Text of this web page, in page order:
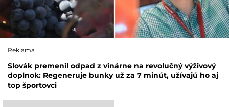
Reklama
Slovák premenil odpad z vinárne na revolučný výživový
doplnok: Regeneruje bunky už za 7 minút, užívajú ho aj
top športovci